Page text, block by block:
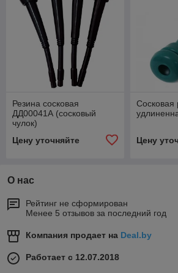
Резина сосковая
ДД00041А (сосковый
чулок)
Цену уточняйте
Сосковая
Цену
О нас
Рейтинг не сформирован
Менее 5 отзывов за последний год
Компания продает на Deal.by
Работает с 12.07.2018